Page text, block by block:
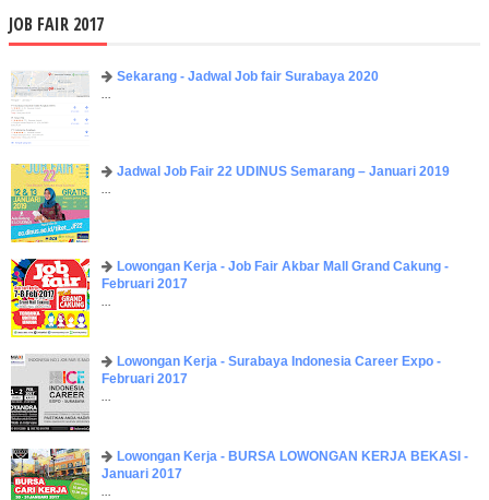
JOB FAIR 2017
Sekarang - Jadwal Job fair Surabaya 2020
...
Jadwal Job Fair 22 UDINUS Semarang – Januari 2019
...
Lowongan Kerja - Job Fair ​Akbar ​Mall Grand Cakung -
Februari 2017
...
Lowongan Kerja - Surabaya Indonesia Career Expo -
Februari 2017
...
Lowongan Kerja - BURSA LOWONGAN KERJA BEKASI -
Januari 2017
...